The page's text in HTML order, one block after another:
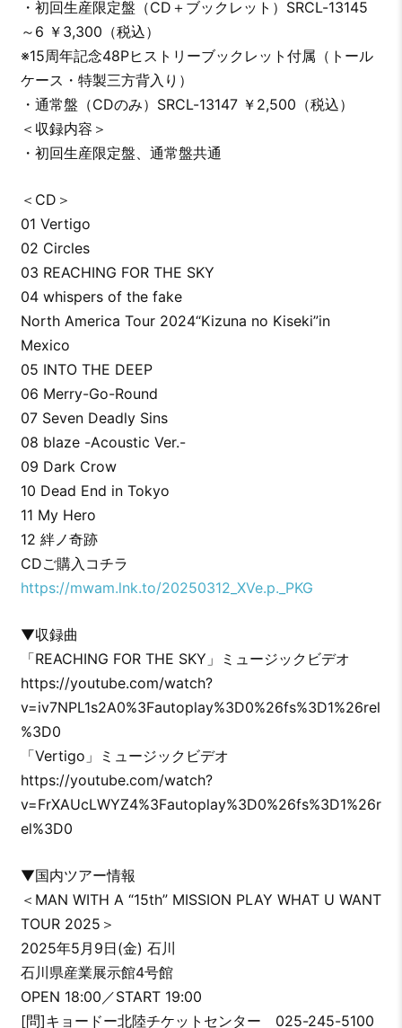
・初回生産限定盤（CD＋ブックレット）SRCL-13145
～6 ￥3,300（税込）
※15周年記念48Pヒストリーブックレット付属（トール
ケース・特製三方背入り）
・通常盤（CDのみ）SRCL-13147 ￥2,500（税込）
＜収録内容＞
・初回生産限定盤、通常盤共通
＜CD＞
01 Vertigo
02 Circles
03 REACHING FOR THE SKY
04 whispers of the fake
North America Tour 2024“Kizuna no Kiseki”in
Mexico
05 INTO THE DEEP
06 Merry-Go-Round
07 Seven Deadly Sins
08 blaze -Acoustic Ver.-
09 Dark Crow
10 Dead End in Tokyo
11 My Hero
12 絆ノ奇跡
CDご購入コチラ
https://mwam.lnk.to/20250312_XVe.p._PKG
▼収録曲
「REACHING FOR THE SKY」ミュージックビデオ
https://youtube.com/watch?
v=iv7NPL1s2A0%3Fautoplay%3D0%26fs%3D1%26rel
%3D0
「Vertigo」ミュージックビデオ
https://youtube.com/watch?
v=FrXAUcLWYZ4%3Fautoplay%3D0%26fs%3D1%26r
el%3D0
▼国内ツアー情報
＜MAN WITH A “15th” MISSION PLAY WHAT U WANT
TOUR 2025＞
2025年5月9日(金) 石川
石川県産業展示館4号館
OPEN 18:00／START 19:00
[問]キョードー北陸チケットセンター 025-245-5100